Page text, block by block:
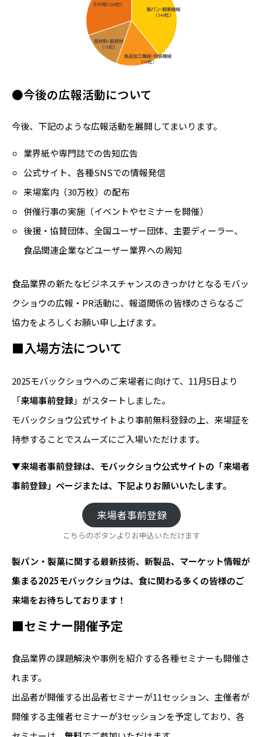
●今後の広報活動について
今後、下記のような広報活動を展開してまいります。
業界紙や専門誌での告知広告
公式サイト、各種SNSでの情報発信
来場案内（30万枚）の配布
併催行事の実施（イベントやセミナーを開催）
後援・協賛団体、全国ユーザー団体、主要ディーラー、
食品関連企業などユーザー業界への周知
食品業界の新たなビジネスチャンスのきっかけとなるモバッ
クショウの広報・PR活動に、報道関係の皆様のさらなるご
協力をよろしくお願い申し上げます。
■入場方法について
2025モバックショウへのご来場者に向けて、11月5日より
「来場事前登録」がスタートしました。
モバックショウ公式サイトより事前無料登録の上、来場証を
持参することでスムーズにご入場いただけます。
▼来場者事前登録は、モバックショウ公式サイトの「来場者
事前登録」ページまたは、下記よりお願いいたします。
来場者事前登録
こちらのボタンよりお申込いただけます
製パン・製菓に関する最新技術、新製品、マーケット情報が
集まる2025モバックショウは、食に関わる多くの皆様のご
来場をお待ちしております！
■セミナー開催予定
食品業界の課題解決や事例を紹介する各種セミナーも開催さ
れます。
出品者が開催する出品者セミナーが11セッション、主催者が
開催する主催者セミナーが3セッションを予定しており、各